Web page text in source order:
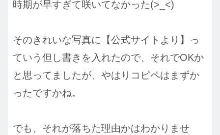
時期が早すぎて咲いてなかった(>_<)
そのきれいな写真に【公式サイトより】っ
ていう但し書きを入れたので、それでOKか
と思ってましたが、やはりコピペはまずか
ったですかね。
でも、それが落ちた理由かはわかりませ